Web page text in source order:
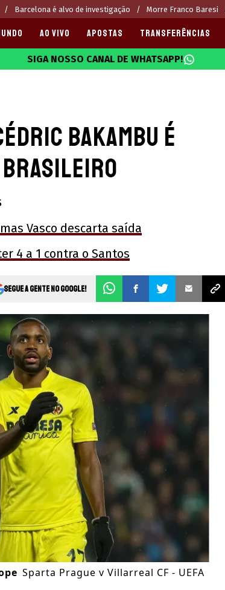
Barcelona é alvo de investigação Morre Franco Baresi
AO VIVO APOSTAS TRANSFERÊNCIAS
SIGA NOSSO CANAL DE WHATSAPP!
Bakambu é
brasileiro
Vasco descarta saída
4 a 1 contra o Santos
Segue a gente no Google!
Sparta Prague v Villarreal CF - UEFA